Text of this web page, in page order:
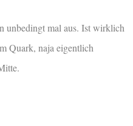
unbedingt mal aus. Ist wirklich
Quark, naja eigentlich